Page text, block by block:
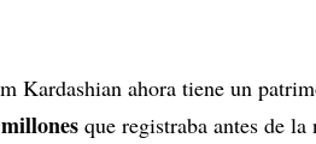
Kardashian ahora tiene un
que registraba antes de